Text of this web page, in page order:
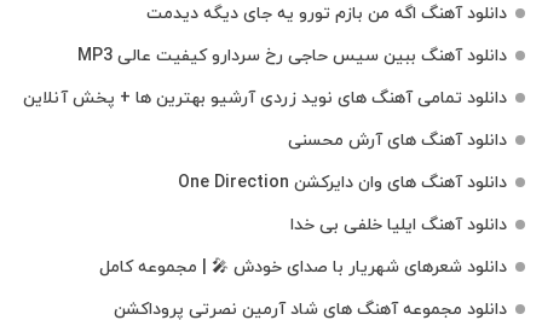
دانلود آهنگ اگه من بازم تورو یه جای دیگه دیدمت
دانلود آهنگ ببین سیس حاجی رخ سردارو کیفیت عالی MP3
دانلود تمامی آهنگ های نوید زردی آرشیو بهترین ها + پخش آنلاین
دانلود آهنگ های آرش محسنی
دانلود آهنگ های وان دایرکشن One Direction
دانلود آهنگ ایلیا خلفی بی خدا
دانلود شعرهای شهریار با صدای خودش 🎤 | مجموعه کامل
دانلود مجموعه آهنگ های شاد آرمین نصرتی پروداکشن